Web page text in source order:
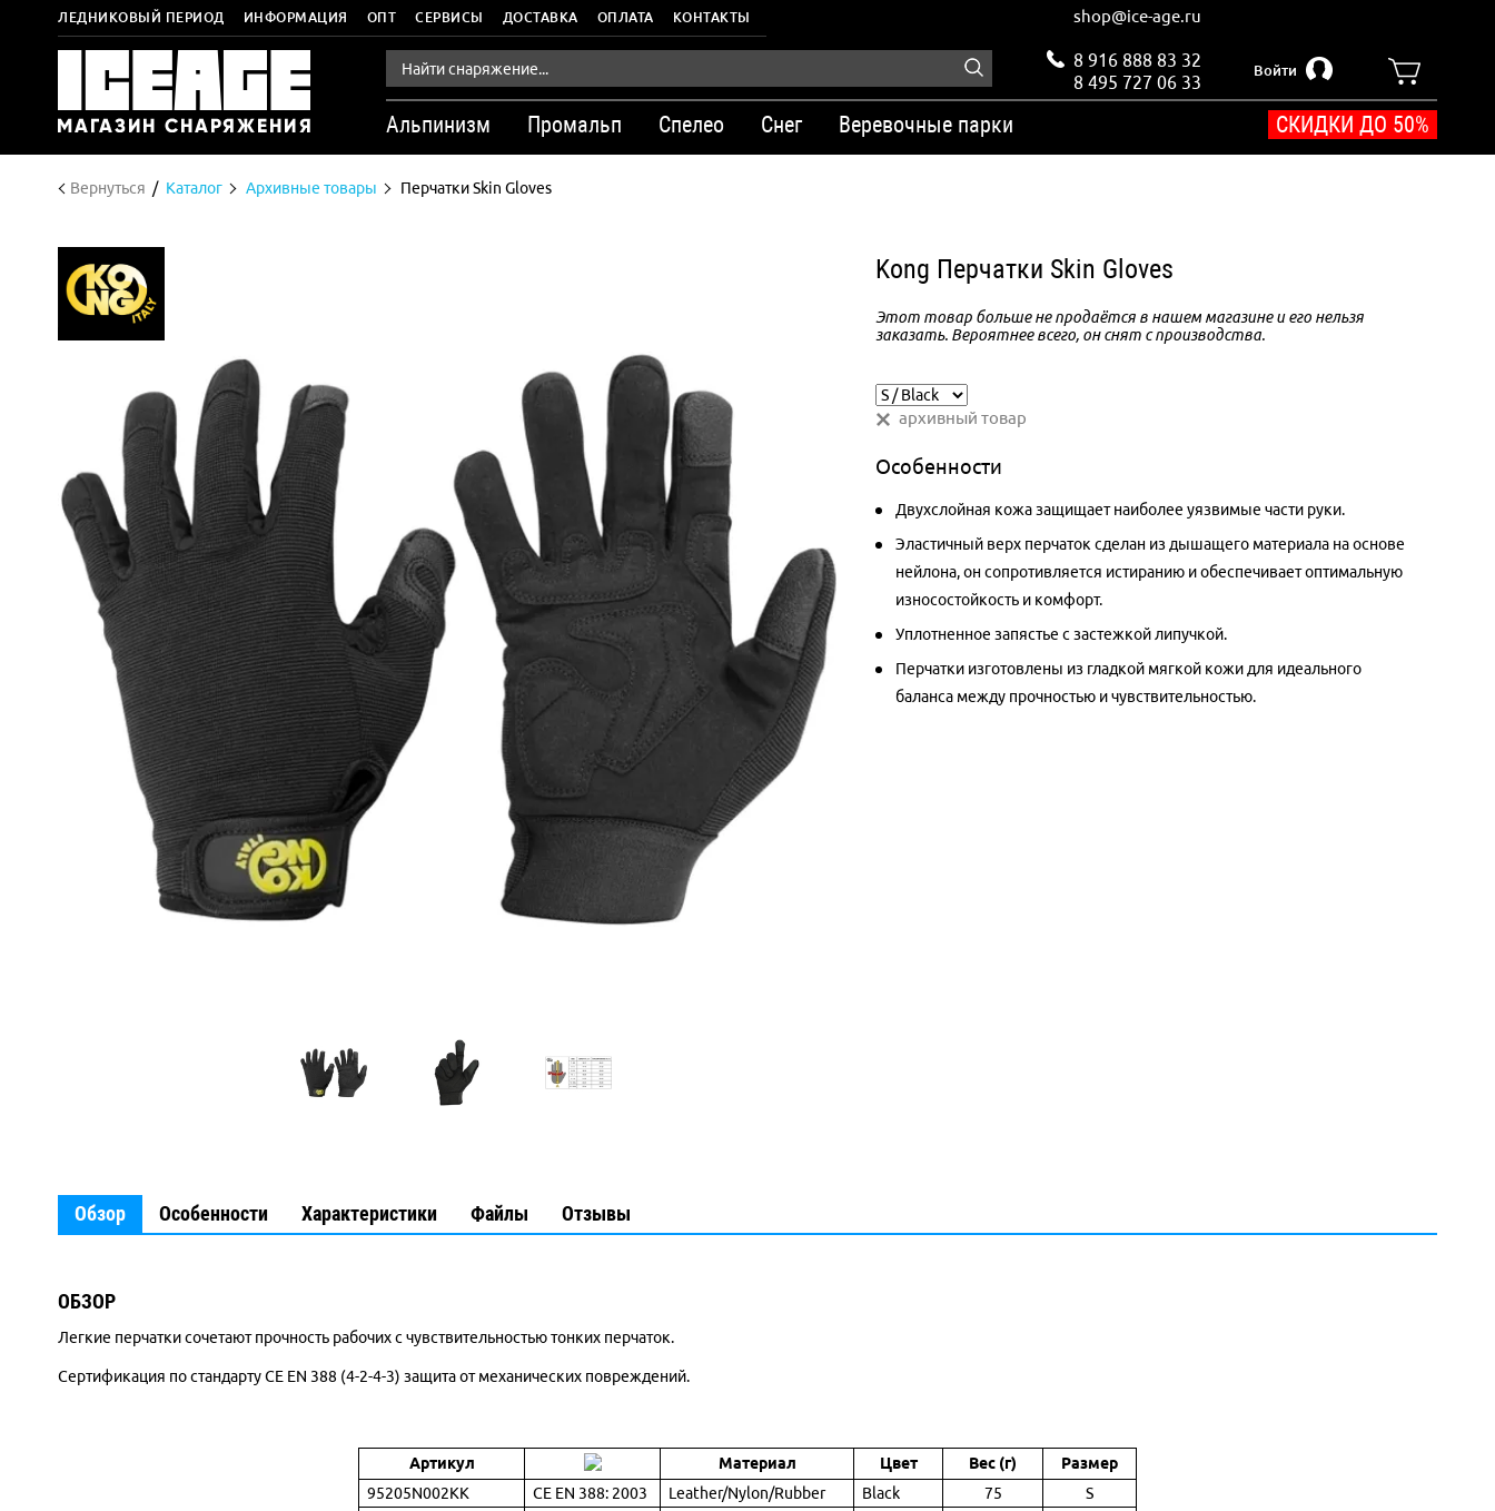
ЛЕДНИКОВЫЙ ПЕРИОД ИНФОРМАЦИЯ ОПТ СЕРВИСЫ ДОСТАВКА ОПЛАТА КОНТАКТЫ shop@ice-age.ru
8 916 888 83 32
8 495 727 06 33
Войти
Альпинизм Промальп Спелео Снег Веревочные парки СКИДКИ ДО 50%
Вернуться Каталог Архивные товары Перчатки Skin Gloves
Kong Перчатки Skin Gloves
Этот товар больше не продаётся в нашем магазине и его нельзя
заказать. Вероятнее всего, он снят с производства.
архивный товар
Особенности
Двухслойная кожа защищает наиболее уязвимые части руки.
Эластичный верх перчаток сделан из дышащего материала на основе
нейлона, он сопротивляется истиранию и обеспечивает оптимальную
износостойкость и комфорт.
Уплотненное запястье с застежкой липучкой.
Перчатки изготовлены из гладкой мягкой кожи для идеального
баланса между прочностью и чувствительностью.
Обзор Особенности Характеристики Файлы Отзывы
ОБЗОР
Легкие перчатки сочетают прочность рабочих c чувствительностью тонких перчаток.
Сертификация по стандарту CE EN 388 (4-2-4-3) защита от механических повреждений.
Артикул Материал Цвет Вес (г)
Размер
95205N002KK
CE EN 388: 2003 Leather/Nylon/Rubber Black 75
S